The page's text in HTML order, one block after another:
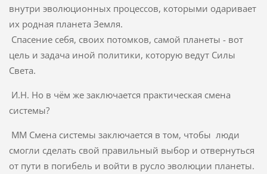
внутри эволюционных процессов, которыми одаривает
их родная планета Земля.
Спасение себя, своих потомков, самой планеты - вот
цель и задача иной политики, которую ведут Силы
Света.
И.Н. Но в чём же заключается практическая смена
системы?
ММ Смена системы заключается в том, чтобы люди
смогли сделать свой правильный выбор и отвернуться
от пути в погибель и войти в русло эволюции планеты.